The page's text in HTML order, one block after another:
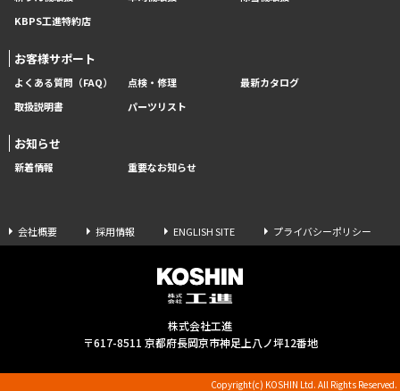
KBPS工進特約店
お客様サポート
よくある質問（FAQ） 点検・修理
最新カタログ
取扱説明書
パーツリスト
お知らせ
新着情報 重要なお知らせ
会社概要 採用情報 ENGLISH SITE プライバシーポリシー
株式会社工進
〒617-8511 京都府長岡京市神足上八ノ坪12番地
Copyright(c) KOSHIN Ltd. All Rights Reserved.